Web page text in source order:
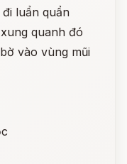
luẩn quẩn
quanh đó
vào vùng mũi